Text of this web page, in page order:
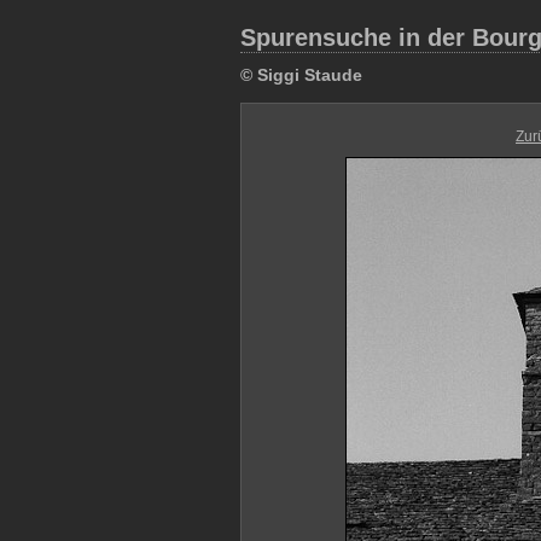
Spurensuche in der
© Siggi Staude